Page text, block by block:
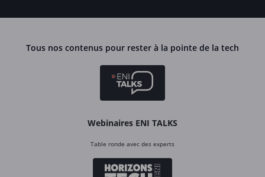
Tous nos contenus pour rester à la pointe de la tech
Webinaires ENI TALKS
Table ronde avec des experts